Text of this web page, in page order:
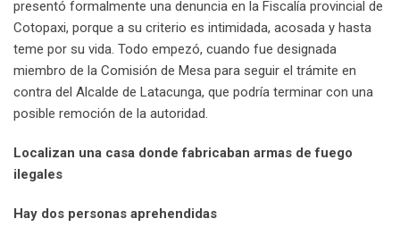
presentó formalmente una denuncia en la Fiscalía provincial de
Cotopaxi, porque a su criterio es intimidada, acosada y hasta
teme por su vida. Todo empezó, cuando fue designada
miembro de la Comisión de Mesa para seguir el trámite en
contra del Alcalde de Latacunga, que podría terminar con una
posible remoción de la autoridad.
Localizan una casa donde fabricaban armas de fuego
ilegales
Hay dos personas aprehendidas